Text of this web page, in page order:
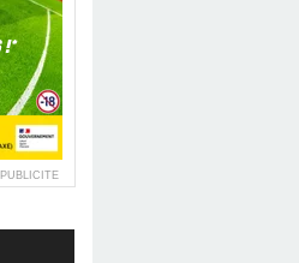
PUBLICITE